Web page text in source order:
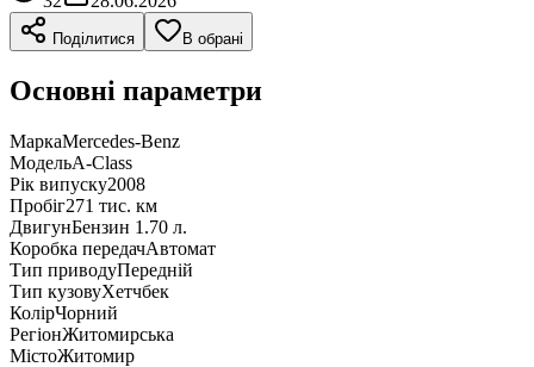
Поділитися В обрані
Основні параметри
МаркаMercedes-Benz
МодельA-Class
Рік випуску2008
Пробіг271 тис. км
ДвигунБензин 1.70 л.
Коробка передачАвтомат
Тип приводуПередній
Тип кузовуХетчбек
КолірЧорний
РегіонЖитомирська
МістоЖитомир